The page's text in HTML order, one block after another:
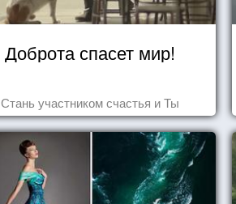
Доброта спасет мир!
Стань участником счастья и Ты